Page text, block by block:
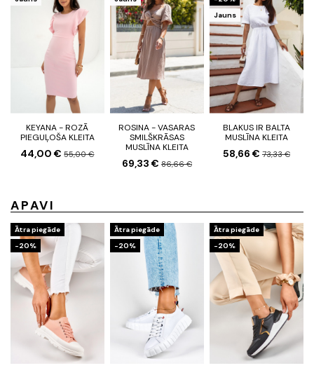
KEYANA - ROZĀ
PIEGUĻOŠA KLEITA
44,00 €55,00 €
ROSINA - VASARAS
SMILŠKRĀSAS
MUSLĪNA KLEITA
69,33 € 86,66 €
Jauns
BLAKUS IR BALTA
MUSLĪNA KLEITA
58,66 € 73,33 €
APAVI
Ātra piegāde
-20%
Ātra piegāde
-20%
Ātra piegāde
-20%